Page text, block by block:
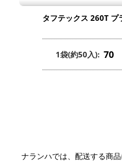
タフテックス 260T プ
1袋(約50入): 70
ナランハでは、配送する商